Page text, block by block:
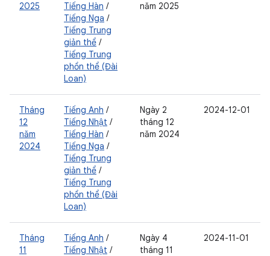
2025
Tiếng Hàn /
Tiếng Nga /
Tiếng Trung
giản thể /
Tiếng Trung
phồn thể (Đài
Loan)
năm 2025
Tháng
12
năm
2024
Tiếng Anh /
Tiếng Nhật /
Tiếng Hàn /
Tiếng Nga /
Tiếng Trung
giản thể /
Tiếng Trung
phồn thể (Đài
Loan)
Ngày 2
tháng 12
năm 2024
2024-12-01
Tháng
11
Tiếng Anh /
Tiếng Nhật /
Ngày 4
tháng 11
2024-11-01